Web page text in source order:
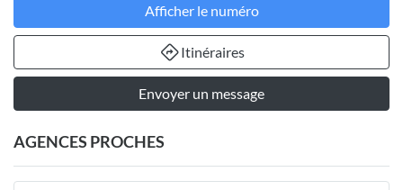
Afficher le numéro
Itinéraires
Envoyer un message
AGENCES PROCHES